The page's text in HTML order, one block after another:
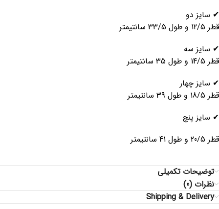
✔ سایز دو
قطر 12/5 و طول 33/5 سانتیمتر
✔ سایز سه
قطر 14/5 و طول 35 سانتیمتر
✔ سایز چهار
قطر 18/5 و طول 39 سانتیمتر
✔ سایز پنچ
قطر 20/5 و طول 41 سانتیمتر
توضیحات تکمیلی
نظرات (0)
Shipping & Delivery